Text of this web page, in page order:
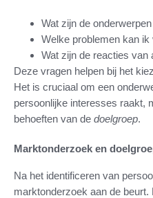
Wat zijn de
Welke problemen kan
Wat zijn de reacties van
Deze vragen helpen bij het
Het is cruciaal om een
persoonlijke interesses raakt,
behoeften van de doelgroep.
Marktonderzoek en
Na het identificeren van
marktonderzoek aan de beurt.